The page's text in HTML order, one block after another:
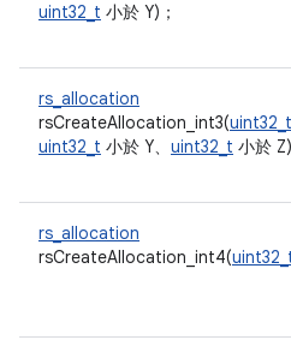
uint32_t 小於 Y)；
rs_allocation
rsCreateAllocation_int3(uint32_t
uint32_t 小於 Y、 uint32_t 小於
rs_allocation
rsCreateAllocation_int4(